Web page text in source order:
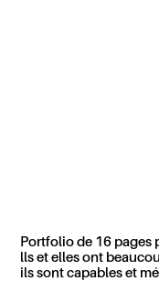
Portfolio de 16 pages
lls et elles ont
ils sont capables et